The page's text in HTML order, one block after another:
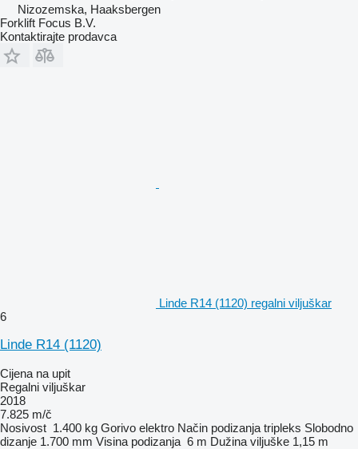
Nizozemska, Haaksbergen
Forklift Focus B.V.
Kontaktirajte prodavca
Linde R14 (1120) regalni viljuškar
6
Linde R14 (1120)
Cijena na upit
Regalni viljuškar
2018
7.825 m/č
Nosivost 1.400 kg Gorivo elektro Način podizanja tripleks Slobodno
dizanje 1.700 mm Visina podizanja 6 m Dužina viljuške 1,15 m